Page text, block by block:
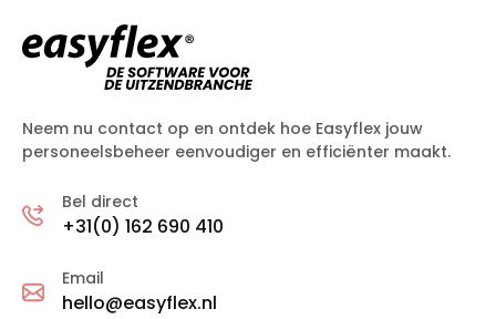
Neem nu contact op en ontdek hoe Easyflex jouw
personeelsbeheer eenvoudiger en efficiënter maakt.
Bel direct
+31(0) 162 690 410
Email
hello@easyflex.nl